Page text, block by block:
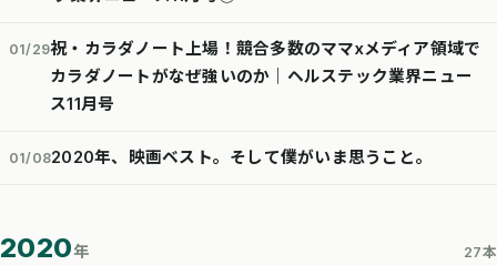
01/29祝・カラダノート上場！競合多数のママxメディア領域で
カラダノートがなぜ強いのか｜ヘルステック業界ニュー
ス11月号
01/082020年、映画ベスト。そして僕がいま思うこと。
2020年 27本